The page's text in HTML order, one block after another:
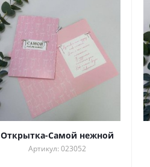
Открытка-Самой нежной
Артикул: 023052